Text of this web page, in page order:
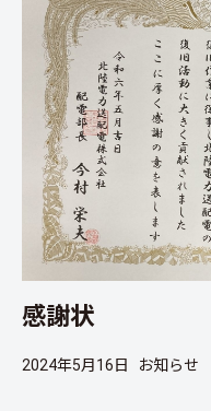
感謝状
2024年5月16日 お知らせ